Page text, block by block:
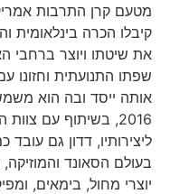
מטעם קרן התרבות אמריקה
קיבלו הכרה בינלאומית
את שיטתו ויוצר ברחבי
שפתו התנועתית וחזונו
אותה ייסד ובה הוא משמש
2016, בשיתוף עם צוות
ליצירותיו, דדון גם עובד
בעולם הסאונד והמוזיקה,
יוצרי מחול, בימאים,